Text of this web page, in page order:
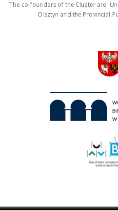
The co-founders of the Cluster are:
Olsztyn and the Provincial